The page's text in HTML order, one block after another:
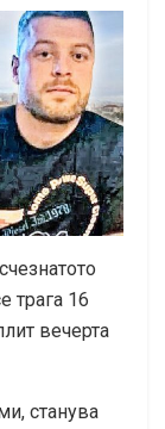
трага 16
вечерта
станува